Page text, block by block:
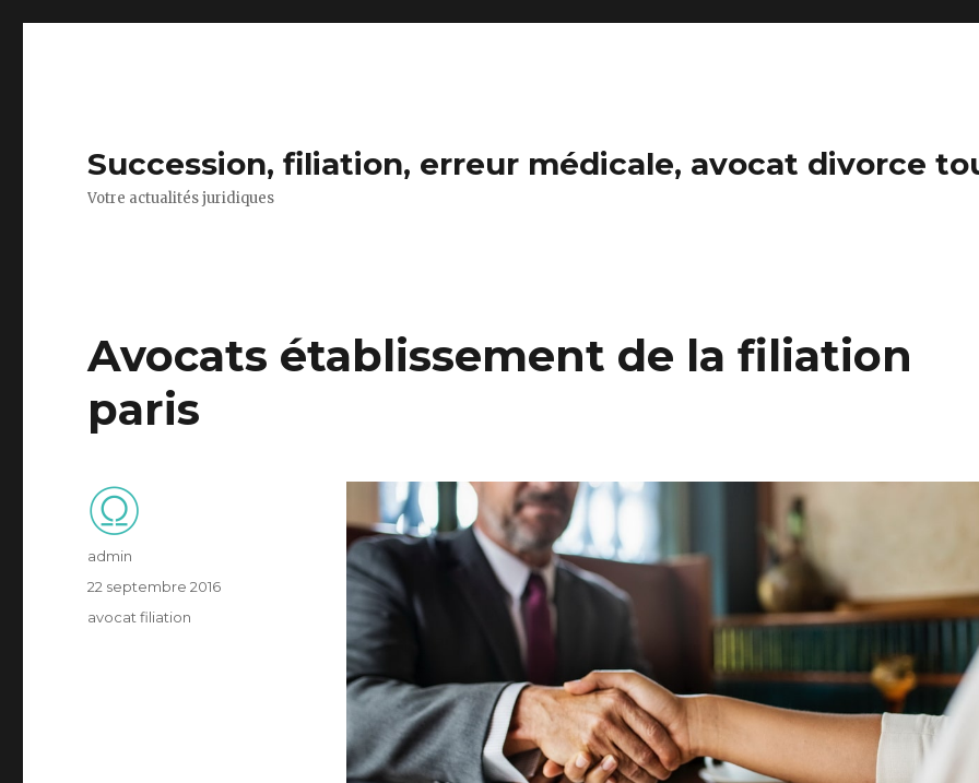
Succession, filiation, erreur médicale, avocat divorce
Votre actualités juridiques
Avocats établissement de la filiation
paris
Auteur
admin
Publié
22 septembre 2016
Catégories
avocat filiation